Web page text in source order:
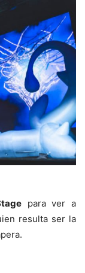
para ver a
resulta ser la